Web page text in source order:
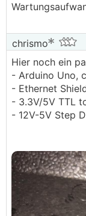
chrismo
Hier noch ein
- Arduino Uno,
- Ethernet
- 3.3V/5V TTL
- 12V-5V Step